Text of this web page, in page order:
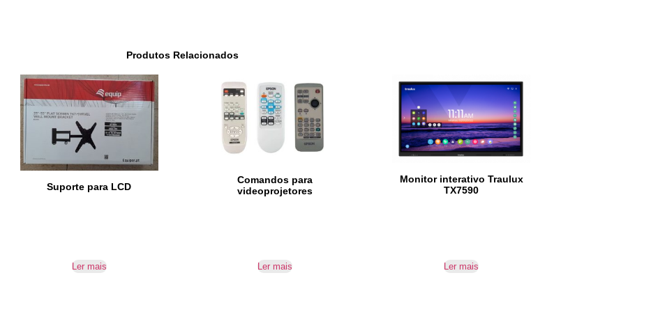
Produtos Relacionados
Suporte para LCD
Ler mais
Comandos para
videoprojetores
Ler mais
Monitor interativo Traulux
TX7590
Ler mais